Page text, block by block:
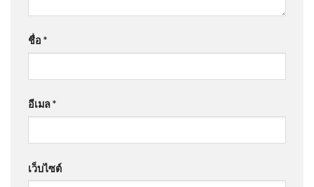
ชื่อ *
อีเมล*
เว็บไซต์